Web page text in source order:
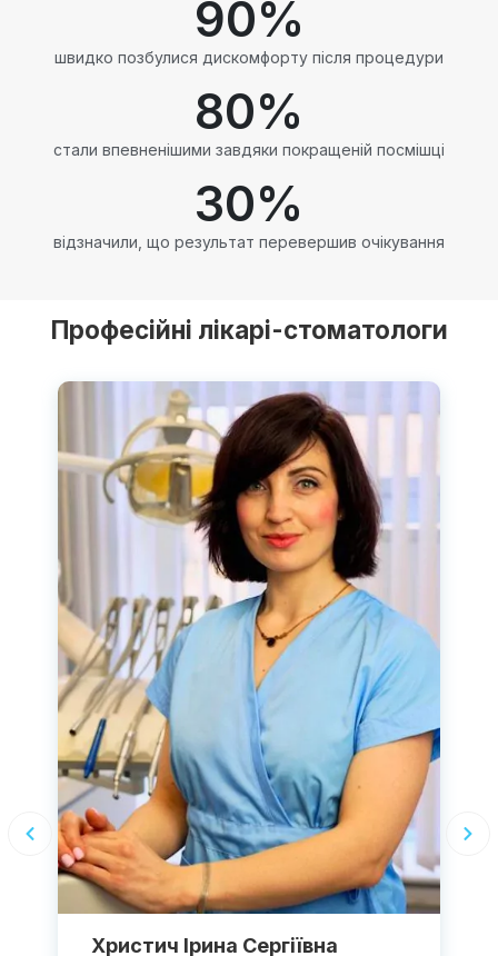
швидко позбулися дискомфорту після процедури
90%
стали впевненішими завдяки покращеній посмішці
80%
відзначили, що результат перевершив очікування
30%
Професійні лікарі-стоматологи
Христич Ірина Сергіївна